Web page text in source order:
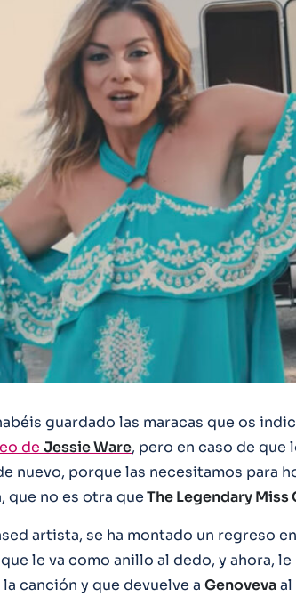
guardado las maracas que os
de Jessie Ware, pero en caso de que
nuevo, porque las necesitamos para
que no es otra queThe Legendary Miss
artista, se ha montado un regreso
que le va como anillo al dedo, y ahora,
canción y que devuelve a Genovevaal